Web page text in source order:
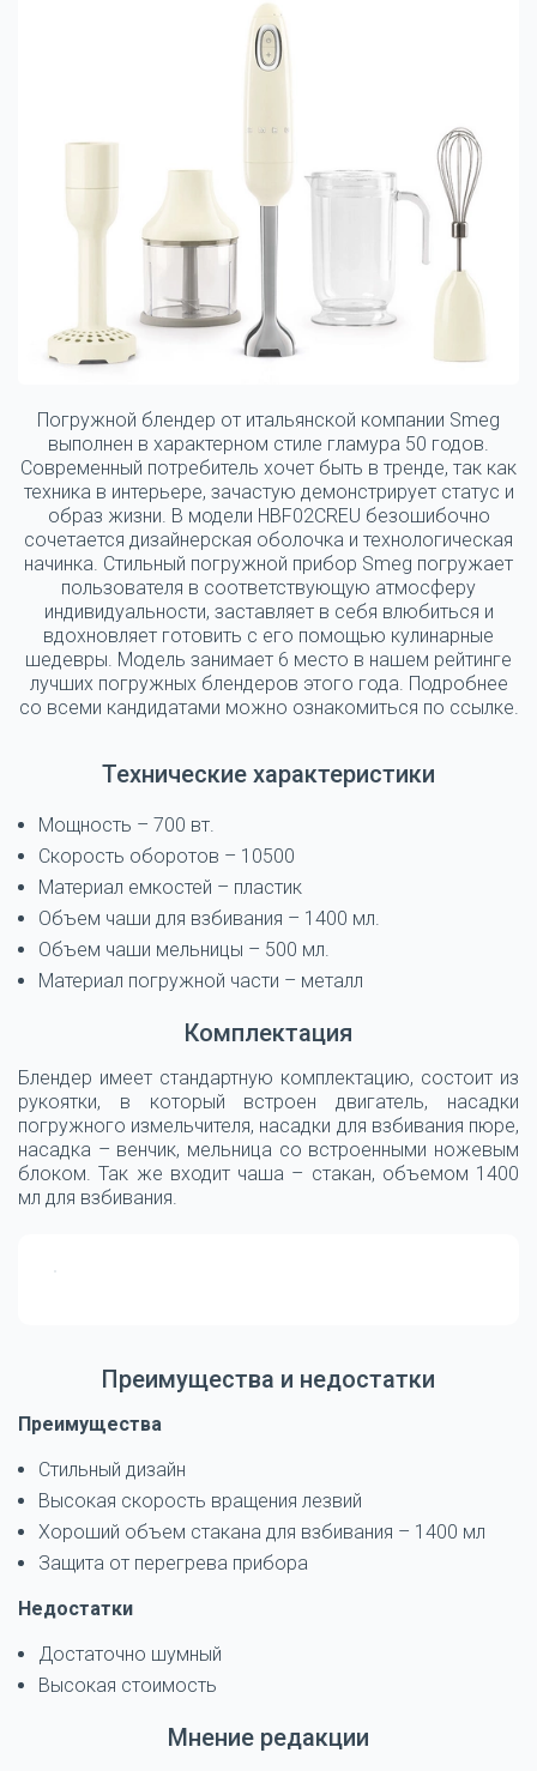
Погружной блендер от итальянской компании Smeg
выполнен в характерном стиле гламура 50 годов.
Современный потребитель хочет быть в тренде, так как
техника в интерьере, зачастую демонстрирует статус и
образ жизни. В модели HBF02CREU безошибочно
сочетается дизайнерская оболочка и технологическая
начинка. Стильный погружной прибор Smeg погружает
пользователя в соответствующую атмосферу
индивидуальности, заставляет в себя влюбиться и
вдохновляет готовить с его помощью кулинарные
шедевры. Модель занимает 6 место в нашем рейтинге
лучших погружных блендеров этого года. Подробнее
со всеми кандидатами можно ознакомиться по ссылке.
Технические характеристики
Мощность – 700 вт.
Скорость оборотов – 10500
Материал емкостей – пластик
Объем чаши для взбивания – 1400 мл.
Объем чаши мельницы – 500 мл.
Материал погружной части – металл
Комплектация
Блендер имеет стандартную комплектацию, состоит из
рукоятки, в который встроен двигатель, насадки
погружного измельчителя, насадки для взбивания пюре,
насадка – венчик, мельница со встроенными ножевым
блоком. Так же входит чаша – стакан, объемом 1400
мл для взбивания.
Преимущества и недостатки
Преимущества
Стильный дизайн
Высокая скорость вращения лезвий
Хороший объем стакана для взбивания – 1400 мл
Защита от перегрева прибора
Недостатки
Достаточно шумный
Высокая стоимость
Мнение редакции